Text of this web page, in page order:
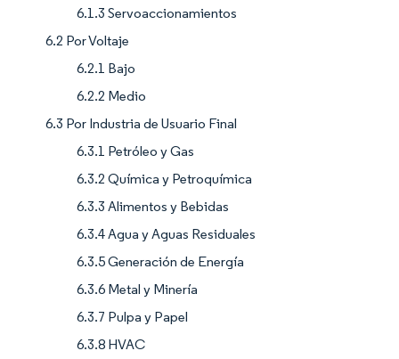
6.1.3 Servoaccionamientos
6.2 Por Voltaje
6.2.1 Bajo
6.2.2 Medio
6.3 Por Industria de Usuario Final
6.3.1 Petróleo y Gas
6.3.2 Química y Petroquímica
6.3.3 Alimentos y Bebidas
6.3.4 Agua y Aguas Residuales
6.3.5 Generación de Energía
6.3.6 Metal y Minería
6.3.7 Pulpa y Papel
6.3.8 HVAC